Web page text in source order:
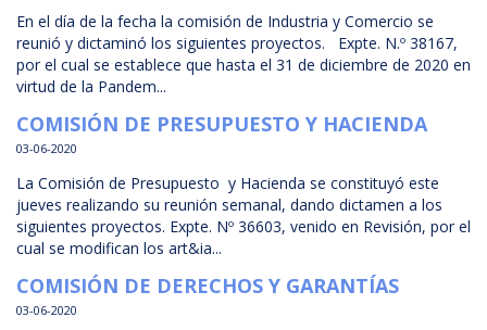
En el día de la fecha la comisión de Industria y Comercio se
reunió y dictaminó los siguientes proyectos. Expte. N.º 38167,
por el cual se establece que hasta el 31 de diciembre de 2020 en
virtud de la Pandem...
COMISIÓN DE PRESUPUESTO Y HACIENDA
03-06-2020
La Comisión de Presupuesto y Hacienda se constituyó este
jueves realizando su reunión semanal, dando dictamen a los
siguientes proyectos. Expte. Nº 36603, venido en Revisión, por el
cual se modifican los art&ia...
COMISIÓN DE DERECHOS Y GARANTÍAS
03-06-2020